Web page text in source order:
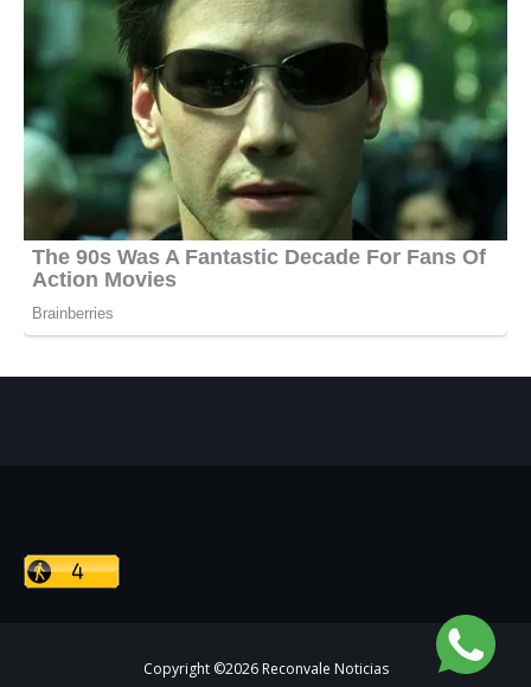
Copyright ©2026 Reconvale Noticias